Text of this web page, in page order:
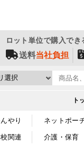
ロット単位で購入で
送料当社負担
ト
やり ネットポー
関連 介護・保育